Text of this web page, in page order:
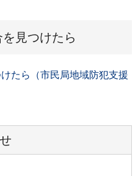
見つけたら
たら（市民局地域防犯支援